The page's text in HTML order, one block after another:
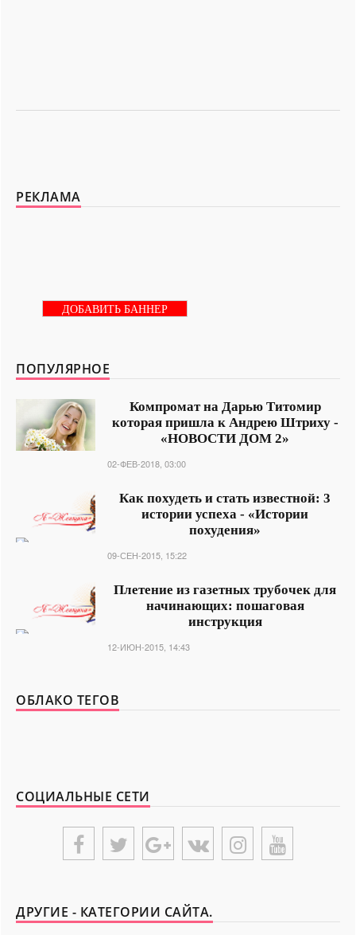
РЕКЛАМА
ДОБАВИТЬ БАННЕР
ПОПУЛЯРНОЕ
Компромат на Дарью Титомир
которая пришла к Андрею Штриху -
«НОВОСТИ ДОМ 2»
02-ФЕВ-2018, 03:00
Как похудеть и стать известной: 3
истории успеха - «Истории
похудения»
09-СЕН-2015, 15:22
Плетение из газетных трубочек для
начинающих: пошаговая
инструкция
12-ИЮН-2015, 14:43
ОБЛАКО ТЕГОВ
СОЦИАЛЬНЫЕ СЕТИ
ДРУГИЕ - КАТЕГОРИИ САЙТА.